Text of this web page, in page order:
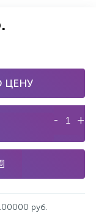
ЦЕНУ
- +
руб.